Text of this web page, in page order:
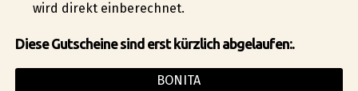
wird direkt einberechnet.
Diese Gutscheine sind erst kürzlich abgelaufen:.
BONITA